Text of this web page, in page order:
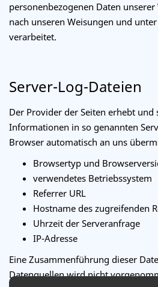
personenbezogenen Daten
nach unseren Weisungen und
verarbeitet.
Server-Log-Dateien
Der Provider der Seiten erhebt und
Informationen in so genannten
Browser automatisch an uns
Browsertyp und
verwendetes Betriebssystem
Referrer URL
Hostname des zugreifenden
Uhrzeit der Serveranfrage
IP-Adresse
Eine Zusammenführung dieser
Datenquellen wird nicht